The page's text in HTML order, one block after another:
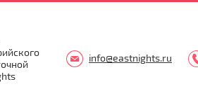
info@eastnights.ru